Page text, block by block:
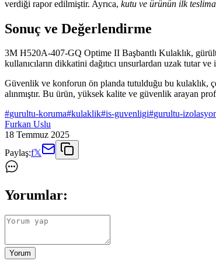
verdiği rapor edilmiştir. Ayrıca, kutu ve ürünün ilk
Sonuç ve Değerlendirme
3M H520A-407-GQ Optime II Başbantlı Kulaklık,
kullanıcıların dikkatini dağıtıcı unsurlardan uzak tutar
Güvenlik ve konforun ön planda tutulduğu bu kulaklık,
alınmıştır. Bu ürün, yüksek kalite ve güvenlik arayan
#gurultu-koruma#kulaklik#is-guvenligi#gurultu-
Furkan Uslu
18 Temmuz 2025
Paylaş:f𝕏
Yorumlar:
Yorum